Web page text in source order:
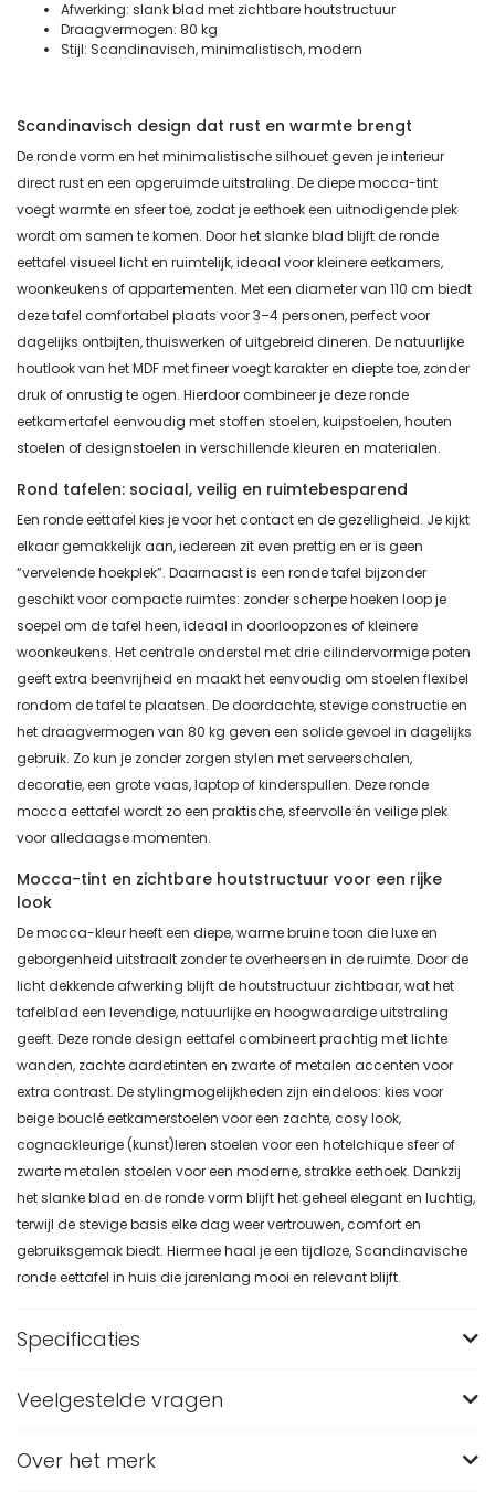
Afwerking: slank blad met zichtbare houtstructuur
Draagvermogen: 80 kg
Stijl: Scandinavisch, minimalistisch, modern
Scandinavisch design dat rust en warmte brengt
De ronde vorm en het minimalistische silhouet geven je interieur
direct rust en een opgeruimde uitstraling. De diepe mocca-tint
voegt warmte en sfeer toe, zodat je eethoek een uitnodigende plek
wordt om samen te komen. Door het slanke blad blijft de ronde
eettafel visueel licht en ruimtelijk, ideaal voor kleinere eetkamers,
woonkeukens of appartementen. Met een diameter van 110 cm biedt
deze tafel comfortabel plaats voor 3–4 personen, perfect voor
dagelijks ontbijten, thuiswerken of uitgebreid dineren. De natuurlijke
houtlook van het MDF met fineer voegt karakter en diepte toe, zonder
druk of onrustig te ogen. Hierdoor combineer je deze ronde
eetkamertafel eenvoudig met stoffen stoelen, kuipstoelen, houten
stoelen of designstoelen in verschillende kleuren en materialen.
Rond tafelen: sociaal, veilig en ruimtebesparend
Een ronde eettafel kies je voor het contact en de gezelligheid. Je kijkt
elkaar gemakkelijk aan, iedereen zit even prettig en er is geen
“vervelende hoekplek”. Daarnaast is een ronde tafel bijzonder
geschikt voor compacte ruimtes: zonder scherpe hoeken loop je
soepel om de tafel heen, ideaal in doorloopzones of kleinere
woonkeukens. Het centrale onderstel met drie cilindervormige poten
geeft extra beenvrijheid en maakt het eenvoudig om stoelen flexibel
rondom de tafel te plaatsen. De doordachte, stevige constructie en
het draagvermogen van 80 kg geven een solide gevoel in dagelijks
gebruik. Zo kun je zonder zorgen stylen met serveerschalen,
decoratie, een grote vaas, laptop of kinderspullen. Deze ronde
mocca eettafel wordt zo een praktische, sfeervolle én veilige plek
voor alledaagse momenten.
Mocca-tint en zichtbare houtstructuur voor een rijke
look
De mocca-kleur heeft een diepe, warme bruine toon die luxe en
geborgenheid uitstraalt zonder te overheersen in de ruimte. Door de
licht dekkende afwerking blijft de houtstructuur zichtbaar, wat het
tafelblad een levendige, natuurlijke en hoogwaardige uitstraling
geeft. Deze ronde design eettafel combineert prachtig met lichte
wanden, zachte aardetinten en zwarte of metalen accenten voor
extra contrast. De stylingmogelijkheden zijn eindeloos: kies voor
beige bouclé eetkamerstoelen voor een zachte, cosy look,
cognackleurige (kunst)leren stoelen voor een hotelchique sfeer of
zwarte metalen stoelen voor een moderne, strakke eethoek. Dankzij
het slanke blad en de ronde vorm blijft het geheel elegant en luchtig,
terwijl de stevige basis elke dag weer vertrouwen, comfort en
gebruiksgemak biedt. Hiermee haal je een tijdloze, Scandinavische
ronde eettafel in huis die jarenlang mooi en relevant blijft.
Specificaties
Merk
Veelgestelde vragen
Hoe groot is de Nest of Nora Ronde eettafel in de
Over het merk